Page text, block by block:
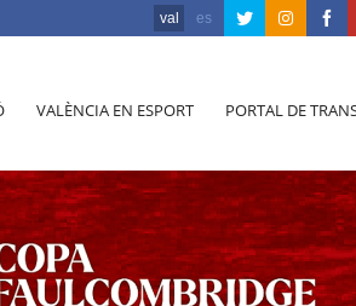
val es
VALÈNCIA EN ESPORT PORTAL DE